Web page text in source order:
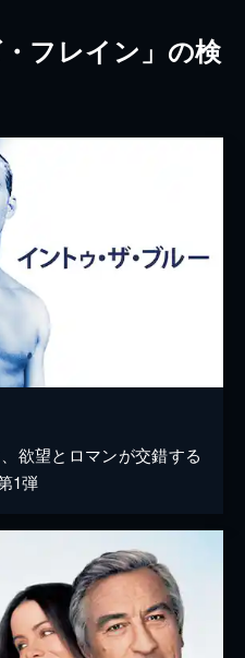
・フレイン」の検
欲望とロマンが交錯する
1弾